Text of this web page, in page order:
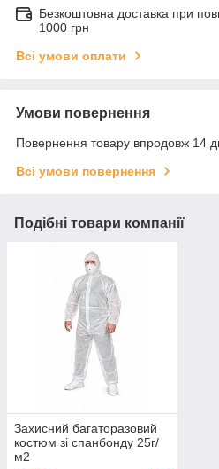
Безкоштовна доставка при
1000 грн
Всі умови оплати
Умови повернення
Повернення товару впродовж 14
Всі умови повернення
Подібні товари компанії
Захисний багаторазовий
костюм зі спанбонду 25г/
м2